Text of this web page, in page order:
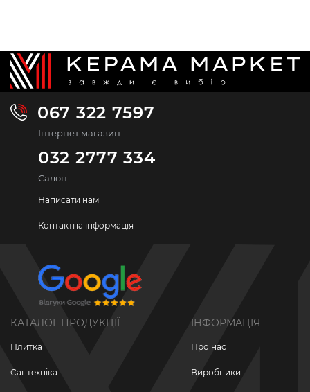
067 322 7597
Інтернет магазин
032 2777 334
Салон
Написати нам
Контактна інформація
КАТАЛОГ ПРОДУКЦІЇ
Плитка
Сантехніка
ІНФОРМАЦІЯ
Про нас
Виробники